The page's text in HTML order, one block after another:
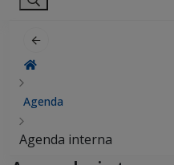
Agenda
Agenda interna